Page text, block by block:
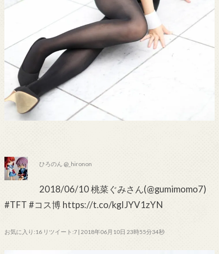
ひろのん @_hironon
2018/06/10 桃菜ぐみさん(@gumimomo7)
#TFT #コス博 https://t.co/kgIJYV1zYN
お気に入り:16 リツイート:7 | 2018年06月10日 23時55分34秒